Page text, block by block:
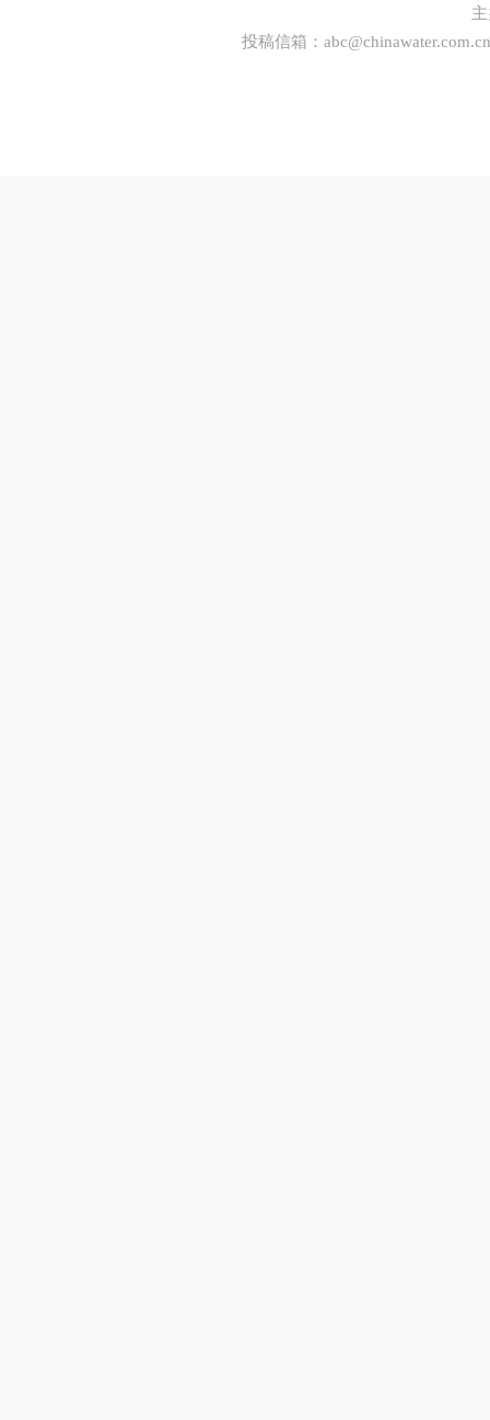
投稿信箱： abc@chinawater.com.cn